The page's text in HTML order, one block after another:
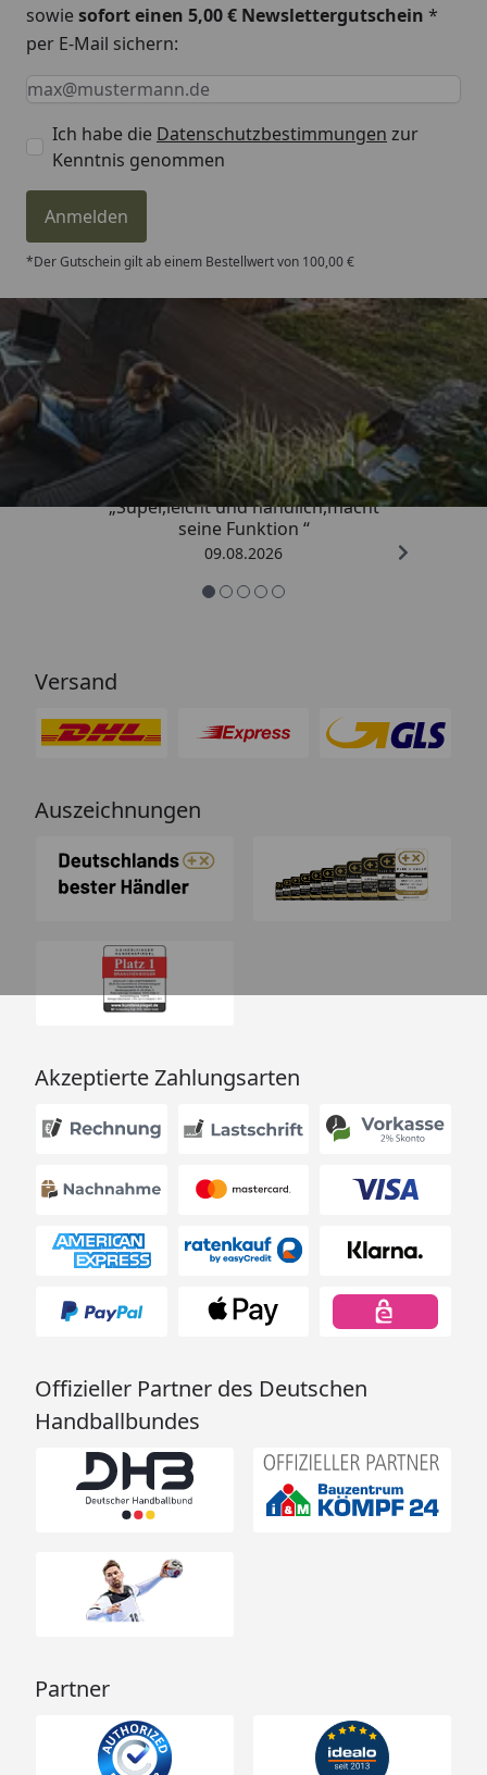
sowiesofort einen 5,00 € Newslettergutschein *
per E-Mail sichern:
Keine Eingabe erforderlich
Eingabe erforderlich
E-Mail *
Ich habe die Datenschutzbestimmungen zur
Kenntnis genommen
Anmelden
*Der Gutschein gilt ab einem Bestellwert von 100,00 €
Trusted Shops
4,81/ 5
„Super,leicht und handlich,macht
seine Funktion “
09.08.2026
Versand
Auszeichnungen
Akzeptierte Zahlungsarten
Offizieller Partner des Deutschen
Handballbundes
Partner